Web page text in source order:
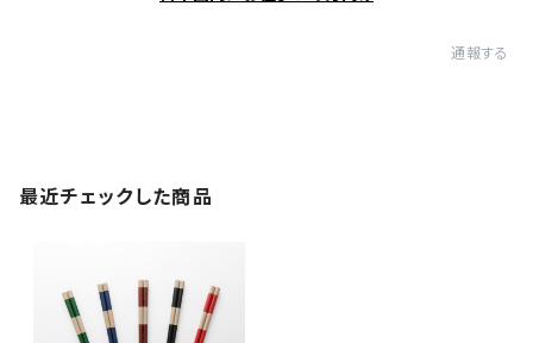
通報する
最近チェックした商品